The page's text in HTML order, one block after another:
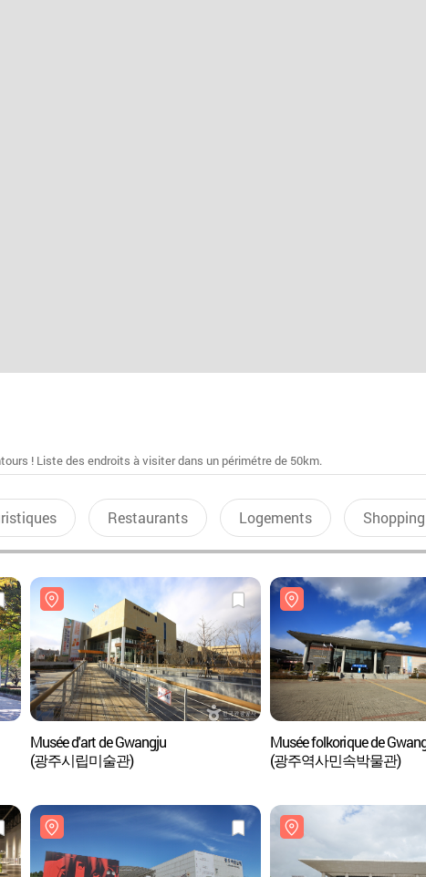
! Liste des endroits à visiter dans un périmétre de 50km.
Restaurants Logements Shopping
Musée d'art de Gwangju
(광주시립미술관)
Musée folkorique de
(광주역사민속박물관)